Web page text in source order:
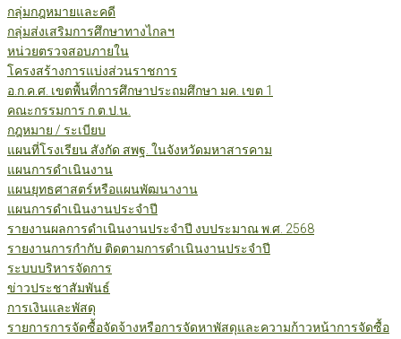
กลุ่มกฎหมายและคดี
กลุ่มส่งเสริมการศึกษาทางไกลฯ
หน่วยตรวจสอบภายใน
โครงสร้างการแบ่งส่วนราชการ
อ.ก.ค.ศ. เขตพื้นที่การศึกษาประถมศึกษา มค. เขต 1
คณะกรรมการ ก.ต.ป.น.
กฎหมาย / ระเบียบ
แผนที่โรงเรียน สังกัด สพฐ. ในจังหวัดมหาสารคาม
แผนการดำเนินงาน
แผนยุทธศาสตร์หรือแผนพัฒนางาน
แผนการดำเนินงานประจำปี
รายงานผลการดำเนินงานประจำปี งบประมาณ พ.ศ. 2568
รายงานการกำกับ ติดตามการดำเนินงานประจำปี
ระบบบริหารจัดการ
ข่าวประชาสัมพันธ์
การเงินและพัสดุ
รายการการจัดซื้อจัดจ้างหรือการจัดหาพัสดุและความก้าวหน้าการจัดซื้อ